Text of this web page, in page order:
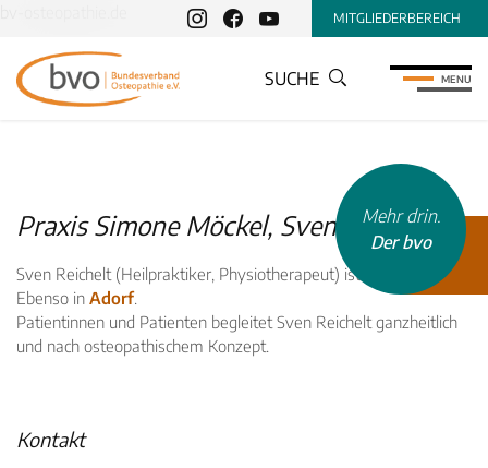
MITGLIEDERBEREICH
SUCHE MENU
Praxis Simone Möckel, Sven Reichelt
Sven Reichelt (Heilpraktiker, Physiotherapeut) ist in Ellefeld tätig.
Ebenso in Adorf.
Patientinnen und Patienten begleitet Sven Reichelt ganzheitlich
und nach osteopathischem Konzept.
Kontakt
Mehr drin.
Der bvo
Schulen